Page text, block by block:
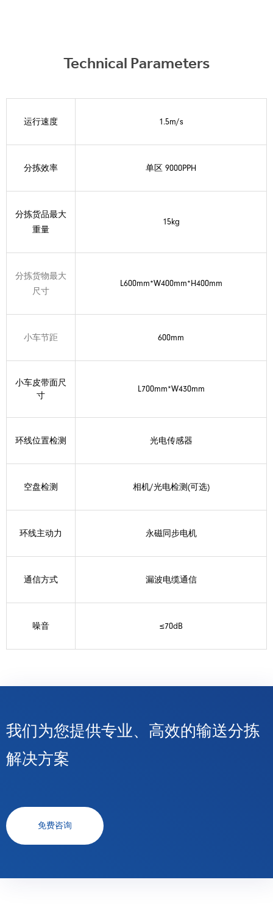
Technical Parameters
运行速度 1.5m/s
分拣效率 单区 9000PPH
分拣货品最大
重量
15kg
分拣货物最大
尺寸
L600mm*W400mm*H400mm
小车节距 600mm
小车皮带面尺
寸
L700mm*W430mm
环线位置检测 光电传感器
空盘检测 相机/光电检测(可选)
环线主动力 永磁同步电机
通信方式 漏波电缆通信
噪音 ≤70dB
我们为您提供专业、高效的输送分拣
解决方案
免费咨询